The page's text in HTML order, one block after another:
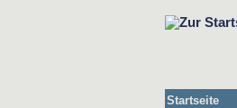
Startseite